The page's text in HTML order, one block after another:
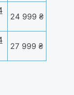
24 999 ₴
27 999 ₴